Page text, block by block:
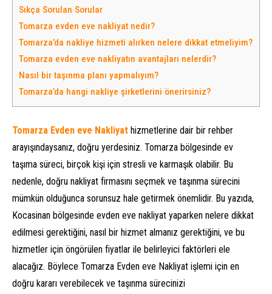
Sıkça Sorulan Sorular
Tomarza evden eve nakliyat nedir?
Tomarza’da nakliye hizmeti alırken nelere dikkat etmeliyim?
Tomarza evden eve nakliyatın avantajları nelerdir?
Nasıl bir taşınma planı yapmalıyım?
Tomarza’da hangi nakliye şirketlerini önerirsiniz?
Tomarza Evden eve Nakliyat hizmetlerine dair bir rehber
arayışındaysanız, doğru yerdesiniz. Tomarza bölgesinde ev
taşıma süreci, birçok kişi için stresli ve karmaşık olabilir. Bu
nedenle, doğru nakliyat firmasını seçmek ve taşınma sürecini
mümkün olduğunca sorunsuz hale getirmek önemlidir. Bu yazıda,
Kocasinan bölgesinde evden eve nakliyat yaparken nelere dikkat
edilmesi gerektiğini, nasıl bir hizmet almanız gerektiğini, ve bu
hizmetler için öngörülen fiyatlar ile belirleyici faktörleri ele
alacağız. Böylece Tomarza Evden eve Nakliyat işlemi için en
doğru kararı verebilecek ve taşınma sürecinizi